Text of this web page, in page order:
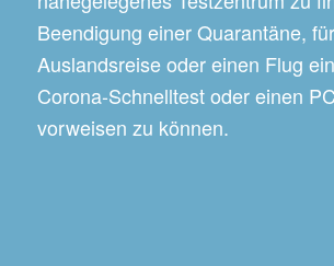
Beendigung einer Quarantäne,
Auslandsreise oder einen Flug
Corona-Schnelltest oder einen
vorweisen zu können.